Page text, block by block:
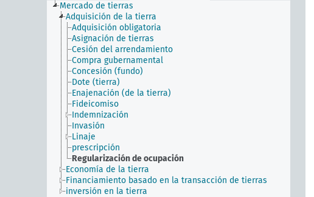
Mercado de tierras
Adquisición de la tierra
Adquisición obligatoria
Asignación de tierras
Cesión del arrendamiento
Compra gubernamental
Concesión (fundo)
Dote (tierra)
Enajenación (de la tierra)
Fideicomiso
Indemnización
Invasión
Linaje
prescripción
Regularización de ocupación
Economía de la tierra
Financiamiento basado en la transacción de tierras
inversión en la tierra